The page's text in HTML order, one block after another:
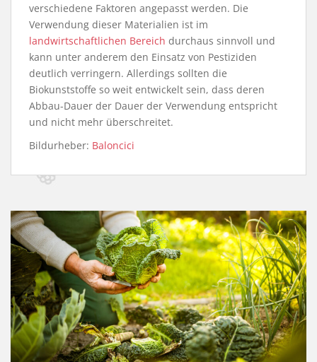
verschiedene Faktoren angepasst werden. Die
Verwendung dieser Materialien ist im
landwirtschaftlichen Bereich durchaus sinnvoll und
kann unter anderem den Einsatz von Pestiziden
deutlich verringern. Allerdings sollten die
Biokunststoffe so weit entwickelt sein, dass deren
Abbau-Dauer der Dauer der Verwendung entspricht
und nicht mehr überschreitet.
Bildurheber: Baloncici